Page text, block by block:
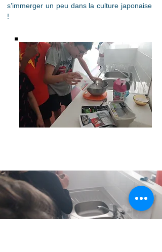
s’immerger un peu dans la culture japonaise
!